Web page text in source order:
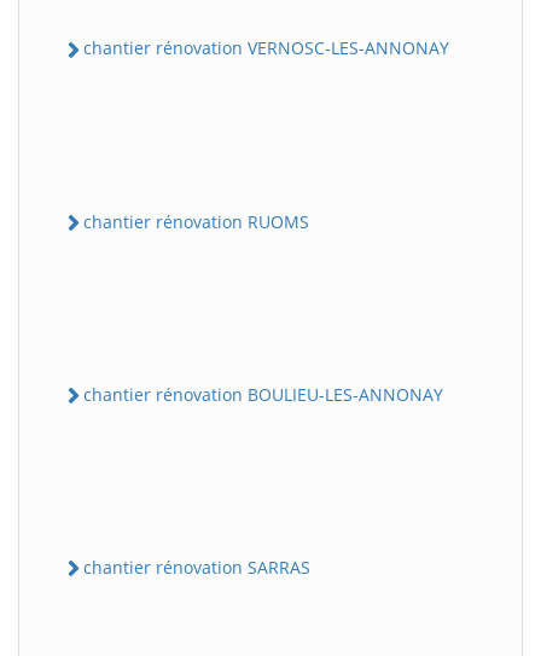
chantier rénovation VERNOSC-LES-ANNONAY
chantier rénovation RUOMS
chantier rénovation BOULIEU-LES-ANNONAY
chantier rénovation SARRAS